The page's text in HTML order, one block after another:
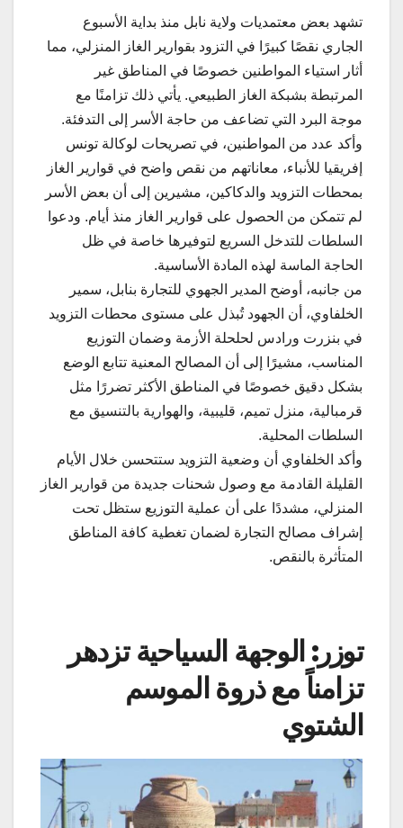
تشهد بعض معتمديات ولاية نابل منذ بداية الأسبوع
الجاري نقصًا كبيرًا في التزود بقوارير الغاز المنزلي، مما
أثار استياء المواطنين خصوصًا في المناطق غير
المرتبطة بشبكة الغاز الطبيعي. يأتي ذلك تزامنًا مع
موجة البرد التي تضاعف من حاجة الأسر إلى التدفئة.
وأكد عدد من المواطنين، في تصريحات لوكالة تونس
إفريقيا للأنباء، معاناتهم من نقص واضح في قوارير الغاز
بمحطات التزويد والدكاكين، مشيرين إلى أن بعض الأسر
لم تتمكن من الحصول على قوارير الغاز منذ أيام. ودعوا
السلطات للتدخل السريع لتوفيرها خاصة في ظل
الحاجة الماسة لهذه المادة الأساسية.
من جانبه، أوضح المدير الجهوي للتجارة بنابل، سمير
الخلفاوي، أن الجهود تُبذل على مستوى محطات التزويد
في بنزرت ورادس لحلحلة الأزمة وضمان التوزيع
المناسب، مشيرًا إلى أن المصالح المعنية تتابع الوضع
بشكل دقيق خصوصًا في المناطق الأكثر تضررًا مثل
قرمبالية، منزل تميم، قليبية، والهوارية بالتنسيق مع
السلطات المحلية.
وأكد الخلفاوي أن وضعية التزويد ستتحسن خلال الأيام
القليلة القادمة مع وصول شحنات جديدة من قوارير الغاز
المنزلي، مشددًا على أن عملية التوزيع ستظل تحت
إشراف مصالح التجارة لضمان تغطية كافة المناطق
المتأثرة بالنقص.
توزر: الوجهة السياحية تزدهر
تزامناً مع ذروة الموسم
الشتوي